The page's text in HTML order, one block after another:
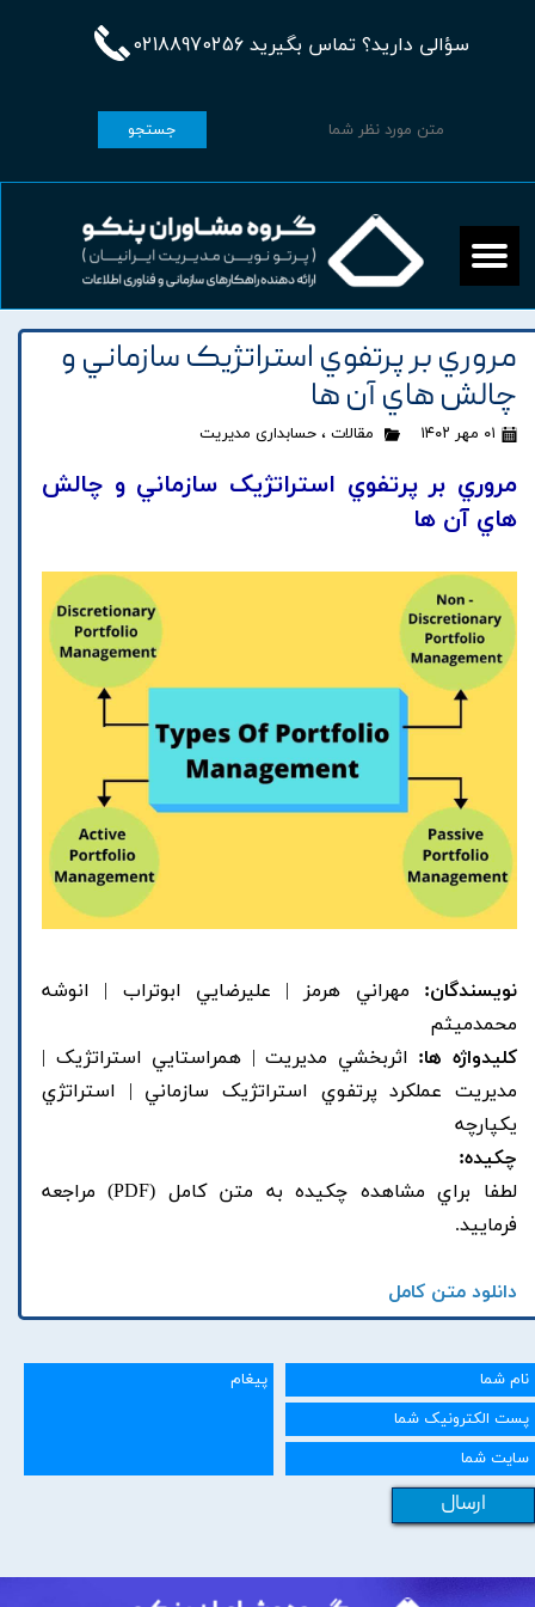
سؤالی دارید؟ تماس بگیرید 02188970256
جستجو
مروري بر پرتفوي استراتژيک سازماني و
چالش هاي آن ها
۰۱ مهر ۱۴۰۲ مقالات ، حسابداری مدیریت
مروري بر پرتفوي استراتژيک سازماني و چالش
هاي آن ها
نویسندگان: مهراني هرمز | عليرضايي ابوتراب | انوشه
محمدميثم
کلیدواژه ها: اثربخشي مديريت | همراستايي استراتژيک |
مديريت عملکرد پرتفوي استراتژيک سازماني | استراتژي
يکپارچه
چکیده:
لطفا براي مشاهده چکيده به متن کامل (PDF) مراجعه
فرماييد.
دانلود متن کامل
ارسال